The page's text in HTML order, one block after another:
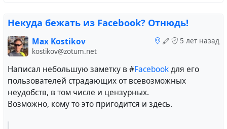
#russian#lang_ru# Hubzilla#Fediverse#scaling #
#money#thoughtsaloud
Некуда бежать из Facebook? Отнюдь!
5 лет назад
Max Kostikov
kostikov@zotum.net
Написал небольшую заметку в #Facebookдля его
пользователей страдающих от всевозможных
неудобств, в том числе и цензурных.
Возможно, кому то это пригодится и здесь.